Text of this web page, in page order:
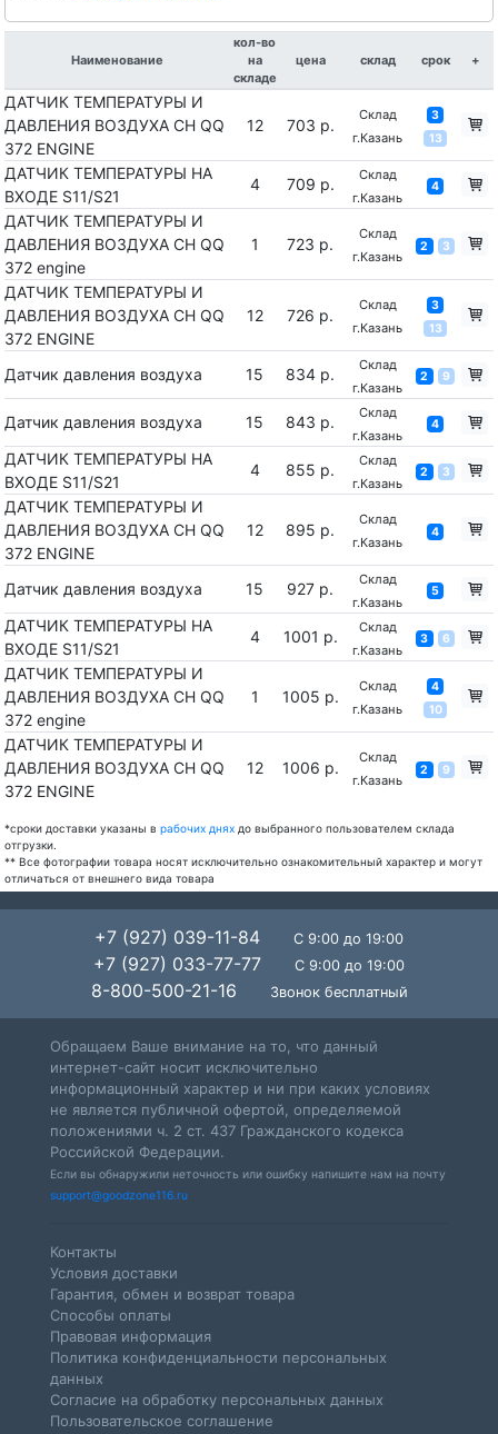
Наименование
кол-во
на
складе
цена склад срок +
ДАТЧИК ТЕМПЕРАТУРЫ И
ДАВЛЕНИЯ ВОЗДУХА CH QQ
372 ENGINE
12 703 р.
Склад
г.Казань
3
13
ДАТЧИК ТЕМПЕРАТУРЫ НА
ВХОДЕ S11/S21
4 709 р.
Склад
г.Казань
4
ДАТЧИК ТЕМПЕРАТУРЫ И
ДАВЛЕНИЯ ВОЗДУХА CH QQ
372 engine
1 723 р.
Склад
г.Казань
2 3
ДАТЧИК ТЕМПЕРАТУРЫ И
ДАВЛЕНИЯ ВОЗДУХА CH QQ
372 ENGINE
12 726 р.
Склад
г.Казань
3
13
Датчик давления воздуха 15 834 р.
Склад
г.Казань
2 9
Датчик давления воздуха 15 843 р.
Склад
г.Казань
4
ДАТЧИК ТЕМПЕРАТУРЫ НА
ВХОДЕ S11/S21
4 855 р.
Склад
г.Казань
2 3
ДАТЧИК ТЕМПЕРАТУРЫ И
ДАВЛЕНИЯ ВОЗДУХА CH QQ
372 ENGINE
12 895 р.
Склад
г.Казань
4
Датчик давления воздуха 15 927 р.
Склад
г.Казань
5
ДАТЧИК ТЕМПЕРАТУРЫ НА
ВХОДЕ S11/S21
4 1001 р.
Склад
г.Казань
3 6
ДАТЧИК ТЕМПЕРАТУРЫ И
ДАВЛЕНИЯ ВОЗДУХА CH QQ
372 engine
1 1005 р.
Склад
г.Казань
4
10
ДАТЧИК ТЕМПЕРАТУРЫ И
ДАВЛЕНИЯ ВОЗДУХА CH QQ
372 ENGINE
12 1006 р.
Склад
г.Казань
2 9
*сроки доставки указаны в рабочих днях до выбранного пользователем склада
отгрузки.
** Все фотографии товара носят исключительно ознакомительный характер и могут
отличаться от внешнего вида товара
+7 (927) 039-11-84 С 9:00 до 19:00
+7 (927) 033-77-77 С 9:00 до 19:00
8-800-500-21-16 Звонок бесплатный
Обращаем Ваше внимание на то, что данный
интернет-сайт носит исключительно
информационный характер и ни при каких условиях
не является публичной офертой, определяемой
положениями ч. 2 ст. 437 Гражданского кодекса
Российской Федерации.
Если вы обнаружили неточность или ошибку напишите нам на почту
support@goodzone116.ru
Контакты
Условия доставки
Гарантия, обмен и возврат товара
Способы оплаты
Правовая информация
Политика конфиденциальности персональных
данных
Согласие на обработку персональных данных
Пользовательское соглашение